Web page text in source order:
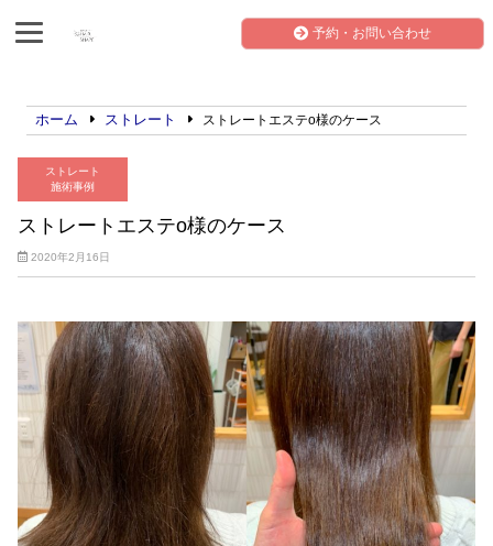
予約・お問い合わせ
ホーム ストレート ストレートエステo様のケース
ストレート
施術事例
ストレートエステo様のケース
2020年2月16日